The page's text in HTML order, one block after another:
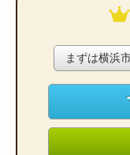
まずは横浜